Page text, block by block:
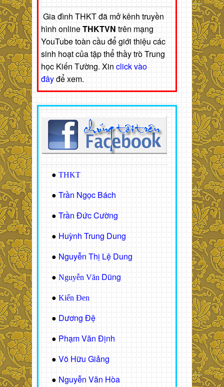
Gia đình THKT đã mở kênh truyền
hình onlineTHKTVN trên mạng
YouTube toàn cầu để giới thiệu các
sinh hoạt của tập thể thầy trò Trung
học Kiến Tường. Xin click vào
đâyđể xem.
● THKT
● Trần Ngọc Bách
● Trần Đức Cường
● Huỳnh Trung Dung
● Nguyễn Thị Lệ Dung
● Nguyễn Văn Dũng
● Kiến Đen
● Dương Đệ
● Phạm Văn Định
● Võ Hữu Giảng
● Nguyễn Văn Hòa